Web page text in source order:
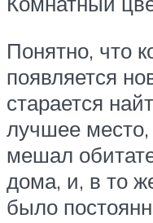
Понятно, что
появляется
старается
лучшее
мешал
дома, и, в то
было